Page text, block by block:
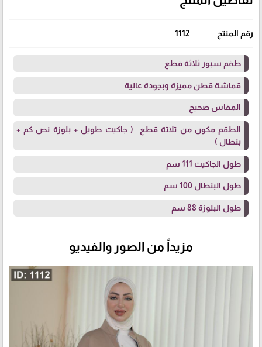
رقم المنتج 1112
طقم سبور ثلاثة قطع
قماشة قطن مميزة وبجودة عالية
المقاس صحيح
الطقم مكون من ثلاثة قطع ( جاكيت طويل + بلوزة نص كم +
بنطال )
طول الجاكيت 111 سم
طول البنطال 100 سم
طول البلوزة 88 سم
مزيداً من الصور والفيديو